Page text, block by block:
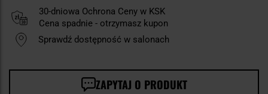
30-dniowa Ochrona Ceny w KSK
Cena spadnie - otrzymasz kupon
Sprawdź dostępność w salonach
ZAPYTAJ O PRODUKT